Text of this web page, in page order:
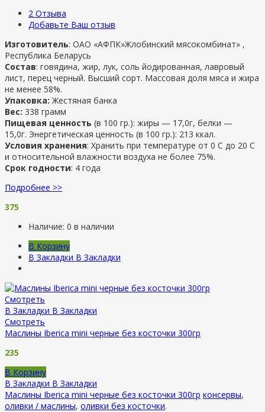
2 Отзыва
Добавьте Ваш отзыв
Изготовитель: ОАО «АФПК»Жлобинский мясокомбинат» ,
Республика Беларусь
Состав: говядина, жир, лук, соль йодированная, лавровый
лист, перец черный. Высший сорт. Массовая доля мяса и жира
не менее 58%.
Упаковка: Жестяная банка
Вес: 338 грамм
Пищевая ценность (в 100 гр.): жиры — 17,0г, белки —
15,0г. Энергетическая ценность (в 100 гр.): 213 ккал.
Условия хранения: Хранить при температуре от 0 С до 20 С
и относительной влажности воздуха не более 75%.
Срок годности: 4 года
Подробнее >>
375
Наличие: 0 в наличии
В Корзину
В Закладки В Закладки
Смотреть
В Закладки В Закладки
Смотреть
Маслины Iberica mini черные без косточки 300гр
235
В Корзину
В Закладки В Закладки
Маслины Iberica mini черные без косточки 300гр консервы,
оливки / маслины, оливки без косточки.